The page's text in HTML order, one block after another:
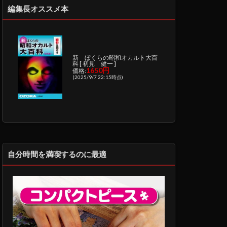
編集長オススメ本
新 ぼくらの昭和オカルト大百
科 [ 初見 健一 ]
価格:1650円
(2025/9/7 22:15時点)
自分時間を満喫するのに最適